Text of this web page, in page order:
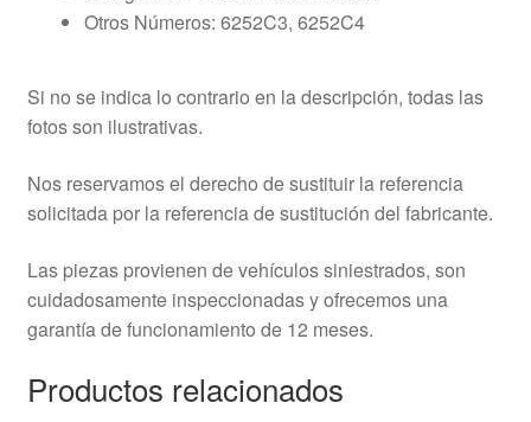
Otros Números: 6252C3, 6252C4
Si no se indica lo contrario en la descripción, todas las
fotos son ilustrativas.
Nos reservamos el derecho de sustituir la referencia
solicitada por la referencia de sustitución del fabricante.
Las piezas provienen de vehículos siniestrados, son
cuidadosamente inspeccionadas y ofrecemos una
garantía de funcionamiento de 12 meses.
Productos relacionados